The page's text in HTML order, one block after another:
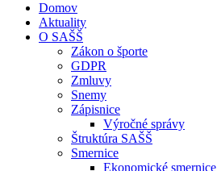
Domov
Aktuality
O SAŠŠ
Zákon o športe
GDPR
Zmluvy
Snemy
Zápisnice
Výročné správy
Štruktúra SAŠŠ
Smernice
Ekonomické smernice